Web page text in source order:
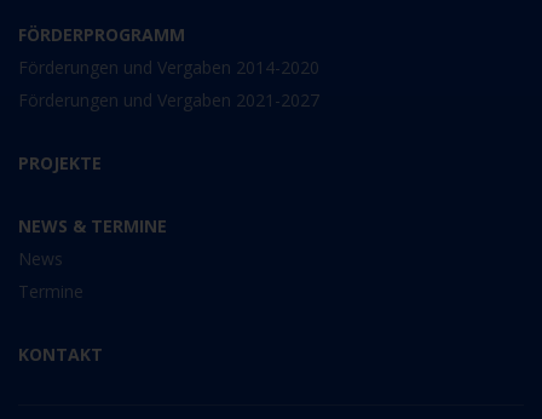
FÖRDERPROGRAMM
Förderungen und Vergaben 2014-2020
Förderungen und Vergaben 2021-2027
PROJEKTE
NEWS & TERMINE
News
Termine
KONTAKT